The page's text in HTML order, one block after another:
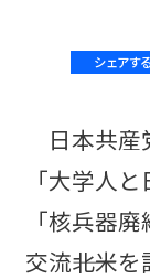
シェアする
日本共産
「大学人
「核兵器
交流――北米